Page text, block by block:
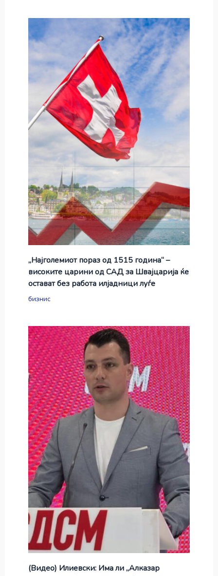
„Најголемиот пораз од 1515 година“ –
високите царини од САД за Швајцарија ќе
остават без работа илјадници луѓе
бизнис
(Видео) Илиевски: Има ли „Алказар